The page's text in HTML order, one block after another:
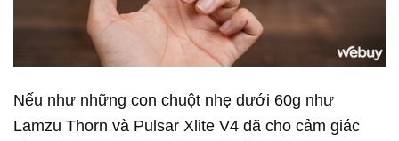
Nếu như những con chuột nhẹ dưới 60g như
Lamzu Thorn và Pulsar Xlite V4 đã cho cảm giác